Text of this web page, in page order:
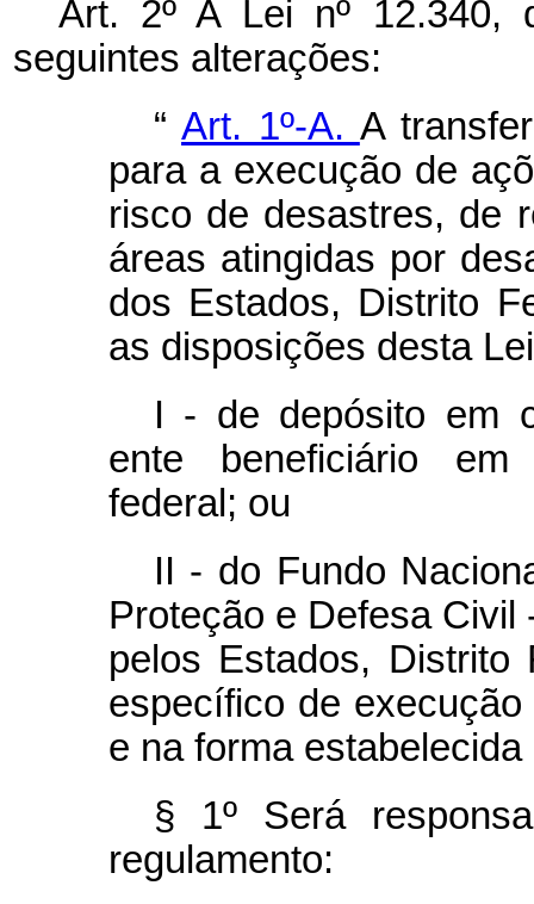
Art. 2º A Lei nº 12.340,
seguintes alterações:
“Art. 1º-A. A
para a execução de
risco de desastres, de
áreas atingidas por
dos Estados, Distrito
as disposições desta
I - de depósito em
ente beneficiário em
federal; ou
II - do Fundo
Proteção e Defesa
pelos Estados,
específico de
e na forma estabelecida
§ 1º Será
regulamento: